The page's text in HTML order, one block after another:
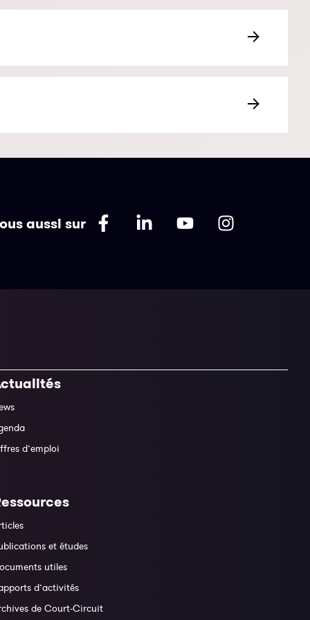
aussi sur
d’emploi
et études
utiles
d’activités
de Court-Circuit